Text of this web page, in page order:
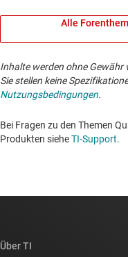
Alle
Inhalte werden ohne Gewähr
Sie stellen keine
Nutzungsbedingungen.
Bei Fragen zu den Themen
Produkten sieheTI-Support. ​​​​​​​​​​​​​​
Über TI